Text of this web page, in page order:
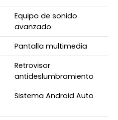
Equipo de sonido
avanzado
Pantalla multimedia
Retrovisor
antideslumbramiento
Sistema Android Auto